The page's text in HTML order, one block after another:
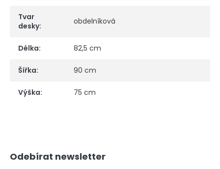
Tvar
desky: obdelníková
Délka: 82,5 cm
Šířka: 90 cm
Výška: 75 cm
Odebírat newsletter